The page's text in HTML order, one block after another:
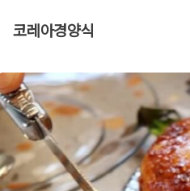
코레아경양식